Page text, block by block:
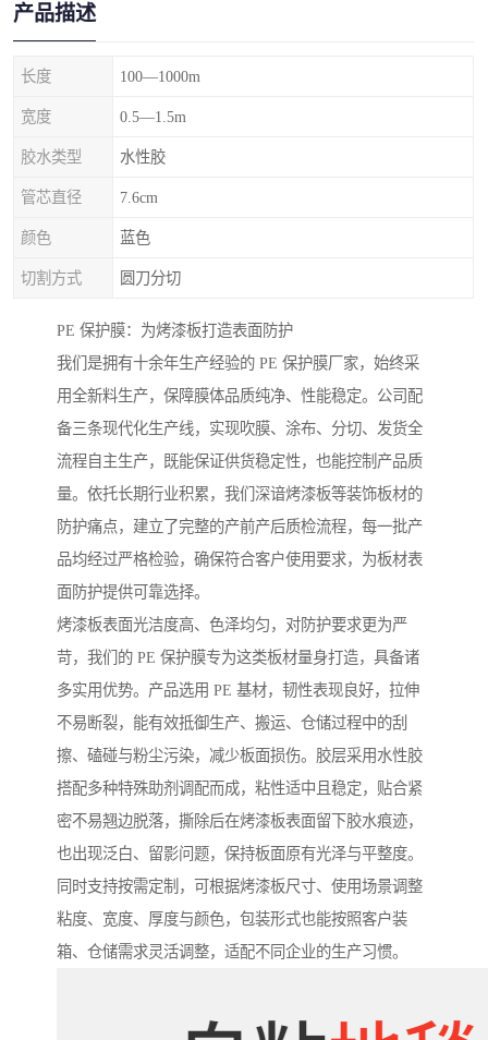
产品描述
长度 100—1000m
宽度 0.5—1.5m
胶水类型 水性胶
管芯直径 7.6cm
颜色 蓝色
切割方式 圆刀分切
PE 保护膜：为烤漆板打造表面防护
我们是拥有十余年生产经验的 PE 保护膜厂家，始终采
用全新料生产，保障膜体品质纯净、性能稳定。公司配
备三条现代化生产线，实现吹膜、涂布、分切、发货全
流程自主生产，既能保证供货稳定性，也能控制产品质
量。依托长期行业积累，我们深谙烤漆板等装饰板材的
防护痛点，建立了完整的产前产后质检流程，每一批产
品均经过严格检验，确保符合客户使用要求，为板材表
面防护提供可靠选择。
烤漆板表面光洁度高、色泽均匀，对防护要求更为严
苛，我们的 PE 保护膜专为这类板材量身打造，具备诸
多实用优势。产品选用 PE 基材，韧性表现良好，拉伸
不易断裂，能有效抵御生产、搬运、仓储过程中的刮
擦、磕碰与粉尘污染，减少板面损伤。胶层采用水性胶
搭配多种特殊助剂调配而成，粘性适中且稳定，贴合紧
密不易翘边脱落，撕除后在烤漆板表面留下胶水痕迹，
也出现泛白、留影问题，保持板面原有光泽与平整度。
同时支持按需定制，可根据烤漆板尺寸、使用场景调整
粘度、宽度、厚度与颜色，包装形式也能按照客户装
箱、仓储需求灵活调整，适配不同企业的生产习惯。